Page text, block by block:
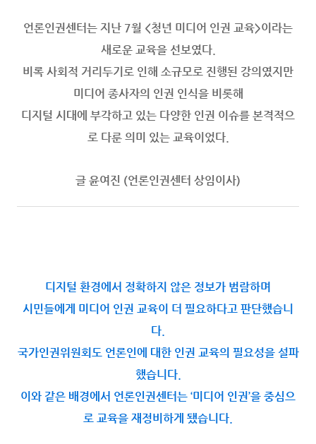
언론인권센터는 지난 7월 <청년 미디어 인권 교육>이라는
새로운 교육을 선보였다.
비록 사회적 거리두기로 인해 소규모로 진행된 강의였지만
미디어 종사자의 인권 인식을 비롯해
디지털 시대에 부각하고 있는 다양한 인권 이슈를 본격적으
로 다룬 의미 있는 교육이었다.
글 윤여진 (언론인권센터 상임이사)
디지털 환경에서 정확하지 않은 정보가 범람하며
시민들에게 미디어 인권 교육이 더 필요하다고 판단했습니
다.
국가인권위원회도 언론인에 대한 인권 교육의 필요성을 설파
했습니다.
이와 같은 배경에서 언론인권센터는 ‘미디어 인권’을 중심으
로 교육을 재정비하게 됐습니다.